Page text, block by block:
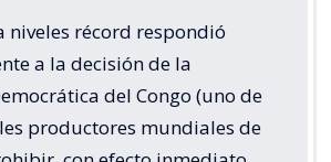
niveles récord respondió
a la decisión de la
del Congo (uno de
productores mundiales de